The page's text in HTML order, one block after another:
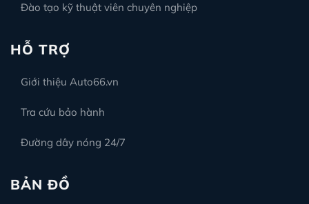
Đào tạo kỹ thuật viên chuyên nghiệp
HỖ TRỢ
Giới thiệu Auto66.vn
Tra cứu bảo hành
Đường dây nóng 24/7
BẢN ĐỒ